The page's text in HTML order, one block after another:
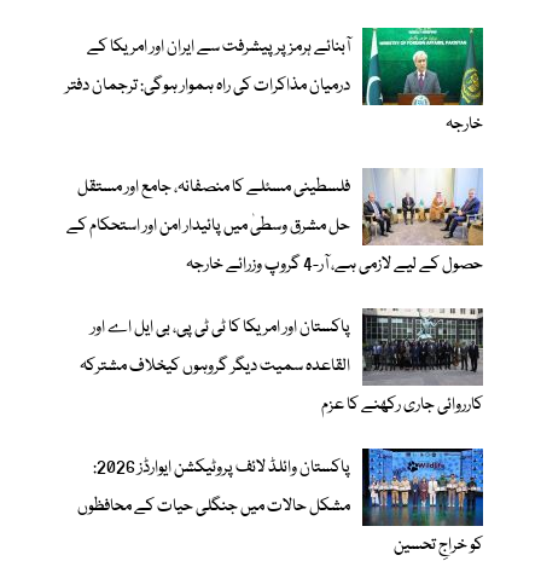
آبنائے ہرمز پر پیشرفت سے ایران اور امریکا کے
درمیان مذاکرات کی راہ ہموار ہوگی: ترجمان دفتر
خارجہ
فلسطینی مسئلے کا منصفانہ، جامع اور مستقل
حل مشرق وسطیٰ میں پائیدار امن اور استحکام کے
حصول کے لیے لازمی ہے، آر-4 گروپ وزرائے خارجہ
پاکستان اور امریکا کا ٹی ٹی پی، بی ایل اے اور
القاعدہ سمیت دیگر گروہوں کیخلاف مشترکہ
کارروائی جاری رکھنے کا عزم
پاکستان وائلڈ لائف پروٹیکشن ایوارڈز 2026:
مشکل حالات میں جنگلی حیات کے محافظوں
کو خراجِ تحسین